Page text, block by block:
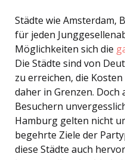
Städte wie Amsterdam,
für jeden
Möglichkeiten sich die
Die Städte sind von
zu erreichen, die
daher in Grenzen.
Besuchern
Hamburg gelten nicht
begehrte Ziele der
diese Städte auch